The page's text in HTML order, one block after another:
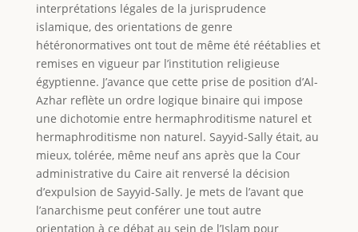
interprétations légales de la jurisprudence
islamique, des orientations de genre
hétéronormatives ont tout de même été réétablies et
remises en vigueur par l’institution religieuse
égyptienne. J’avance que cette prise de position d’Al-
Azhar reflète un ordre logique binaire qui impose
une dichotomie entre hermaphroditisme naturel et
hermaphroditisme non naturel. Sayyid-Sally était, au
mieux, tolérée, même neuf ans après que la Cour
administrative du Caire ait renversé la décision
d’expulsion de Sayyid-Sally. Je mets de l’avant que
l’anarchisme peut conférer une tout autre
orientation à ce débat au sein de l’Islam pour